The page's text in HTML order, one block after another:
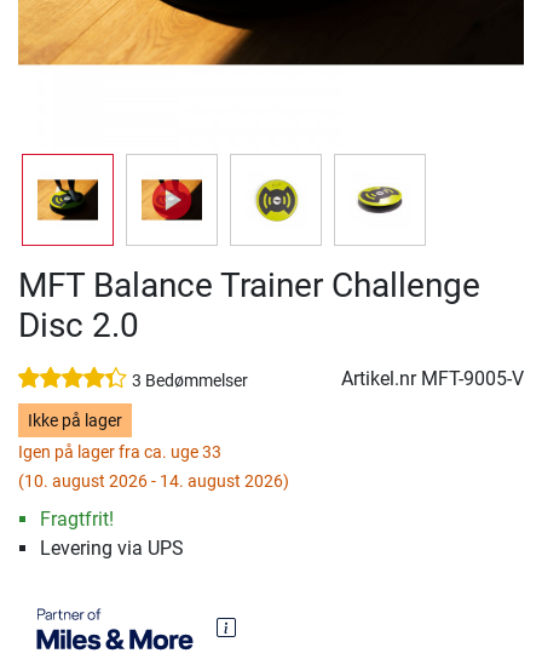
MFT Balance Trainer Challenge
Disc 2.0
3 Bedømmelser Artikel.nr MFT-9005-V
Ikke på lager
Igen på lager fra ca. uge 33
(10. august 2026 - 14. august 2026)
Fragtfrit!
Levering via UPS